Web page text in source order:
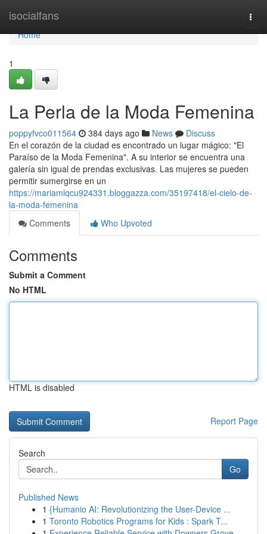
isocialfans
Home
Home
1
La Perla de la Moda Femenina
poppyfvco011564 384 days ago News
Discuss
En el corazón de la ciudad es encontrado un lugar mágico: "El
Paraíso de la Moda Femenina". A su interior se encuentra una
galería sin igual de prendas exclusivas. Las mujeres se pueden
permitir sumergirse en un
https://mariamlqcu924331.bloggazza.com/35197418/el-cielo-de-
la-moda-femenina
Comments
Who Upvoted
Comments
Submit a Comment
No HTML
HTML is disabled
Report Page
Search
Go
Published News
1 {Humanio AI: Revolutionizing the User-Device ...
1 Toronto Robotics Programs for Kids : Spark T...